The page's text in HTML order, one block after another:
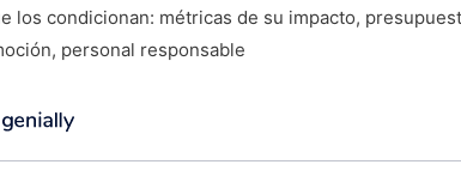
los condicionan: métricas de su impacto,
personal responsable